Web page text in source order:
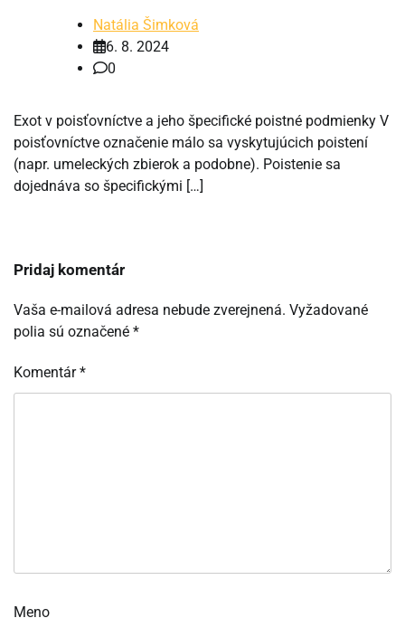
Natália Šimková
6. 8. 2024
0
Exot v poisťovníctve a jeho špecifické poistné podmienky V
poisťovníctve označenie málo sa vyskytujúcich poistení
(napr. umeleckých zbierok a podobne). Poistenie sa
dojednáva so špecifickými […]
Pridaj komentár
Vaša e-mailová adresa nebude zverejnená. Vyžadované
polia sú označené *
Komentár*
Meno